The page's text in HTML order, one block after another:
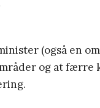
(også en
og at